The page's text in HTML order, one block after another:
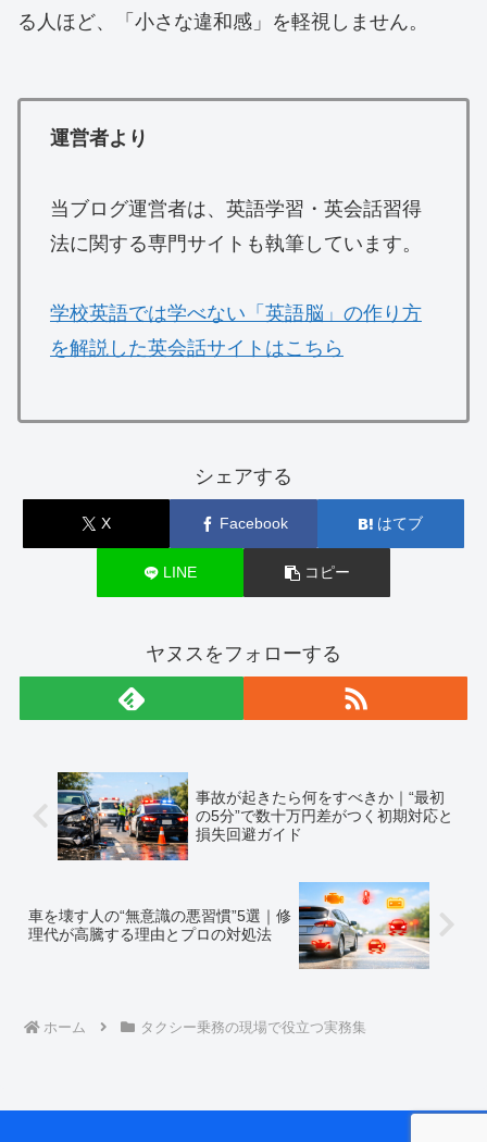
る人ほど、「小さな違和感」を軽視しません。
運営者より
当ブログ運営者は、英語学習・英会話習得
法に関する専門サイトも執筆しています。
学校英語では学べない「英語脳」の作り方
を解説した英会話サイトはこちら
シェアする
X Facebook はてブ
LINE コピー
ヤヌスをフォローする
事故が起きたら何をすべきか｜“最初
の5分”で数十万円差がつく初期対応と
損失回避ガイド
車を壊す人の“無意識の悪習慣”5選｜修
理代が高騰する理由とプロの対処法
ホーム タクシー乗務の現場で役立つ実務集